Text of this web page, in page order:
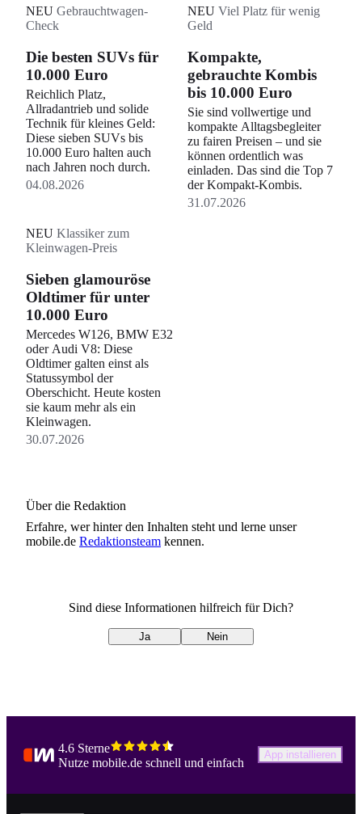
NEU Gebrauchtwagen-
Check
Die besten SUVs für
10.000 Euro
Reichlich Platz,
Allradantrieb und solide
Technik für kleines Geld:
Diese sieben SUVs bis
10.000 Euro halten auch
nach Jahren noch durch.
04.08.2026
NEU Viel Platz für wenig
Geld
Kompakte,
gebrauchte Kombis
bis 10.000 Euro
Sie sind vollwertige und
kompakte Alltagsbegleiter
zu fairen Preisen – und sie
können ordentlich was
einladen. Das sind die Top 7
der Kompakt-Kombis.
31.07.2026
NEU Klassiker zum
Kleinwagen-Preis
Sieben glamouröse
Oldtimer für unter
10.000 Euro
Mercedes W126, BMW E32
oder Audi V8: Diese
Oldtimer galten einst als
Statussymbol der
Oberschicht. Heute kosten
sie kaum mehr als ein
Kleinwagen.
30.07.2026
Über die Redaktion
Erfahre, werhinter den Inhalten steht und lerne unser
mobile.de Redaktionsteam kennen.
Sind diese Informationen hilfreich für Dich?
Ja Nein
4.6 Sterne
Nutze mobile.de schnell und einfach
App installieren